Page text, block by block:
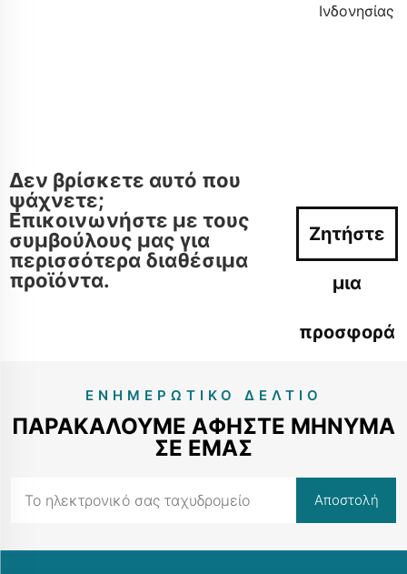
Ινδονησίας
Δεν βρίσκετε αυτό που
ψάχνετε;
Επικοινωνήστε με τους
συμβούλους μας για
περισσότερα διαθέσιμα
προϊόντα.
Ζητήστε
μια
προσφορά
ΕΝΗΜΕΡΩΤΙΚΌ ΔΕΛΤΊΟ
ΠΑΡΑΚΑΛΟΎΜΕ ΑΦΉΣΤΕ ΜΉΝΥΜΑ
ΣΕ ΕΜΆΣ